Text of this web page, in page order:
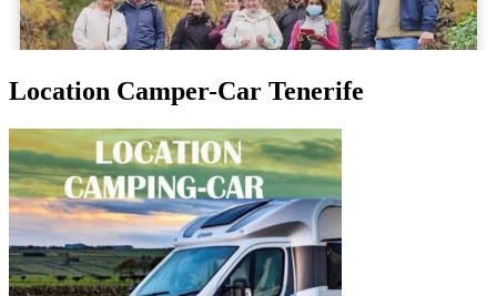
Location Camper-Car Tenerife